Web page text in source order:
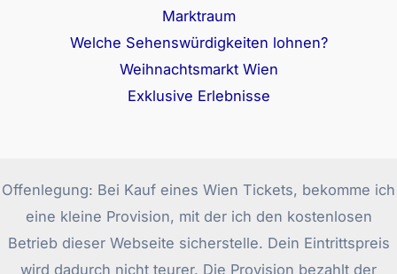
Marktraum
Welche Sehenswürdigkeiten lohnen?
Weihnachtsmarkt Wien
Exklusive Erlebnisse
Offenlegung: Bei Kauf eines Wien Tickets, bekomme ich
eine kleine Provision, mit der ich den kostenlosen
Betrieb dieser Webseite sicherstelle. Dein Eintrittspreis
wird dadurch nicht teurer. Die Provision bezahlt der